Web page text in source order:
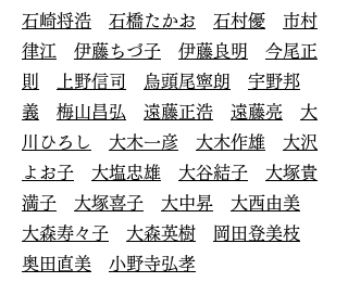
石崎将浩
石橋たかお 石村優
市村
律江
伊藤ちづ子 伊藤良明
今尾正
則
上野信司 烏頭尾寧朗
宇野邦
義
梅山昌弘 遠藤正浩 遠藤亮
大
川ひろし
大木一彦 大木作雄
大沢
よお子
大塩忠雄 大谷結子
大塚貴
満子
大塚喜子 大中昇
大西由美
大森寿々子
大森英樹
岡田登美枝
奥田直美
小野寺弘孝